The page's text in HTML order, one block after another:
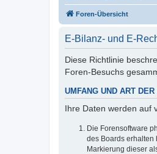
Foren-Übersicht
E-Bilanz- und E-
Diese Richtlinie
Foren-Besuchs
UMFANG UND ART
Ihre Daten werden auf
Die Forensoftware
des Boards erhalten
Markierung dieser